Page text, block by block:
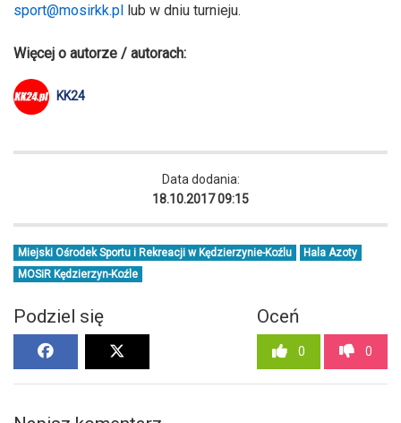
sport@mosirkk.pl lub w dniu turnieju.
Więcej o autorze / autorach:
KK24
Data dodania:
18.10.2017 09:15
Miejski Ośrodek Sportu i Rekreacji w Kędzierzynie-Koźlu
Hala Azoty
MOSiR Kędzierzyn-Koźle
Podziel się Oceń
0 0